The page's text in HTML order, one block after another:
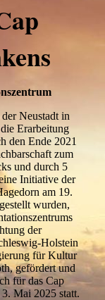
Neustadt in
Erarbeitung
den Ende 2021
zum
und durch 5
Initiative der
am 19.
wurden,
der
Holstein
für Kultur
gefördert und
für das Cap
Mai 2025 statt.